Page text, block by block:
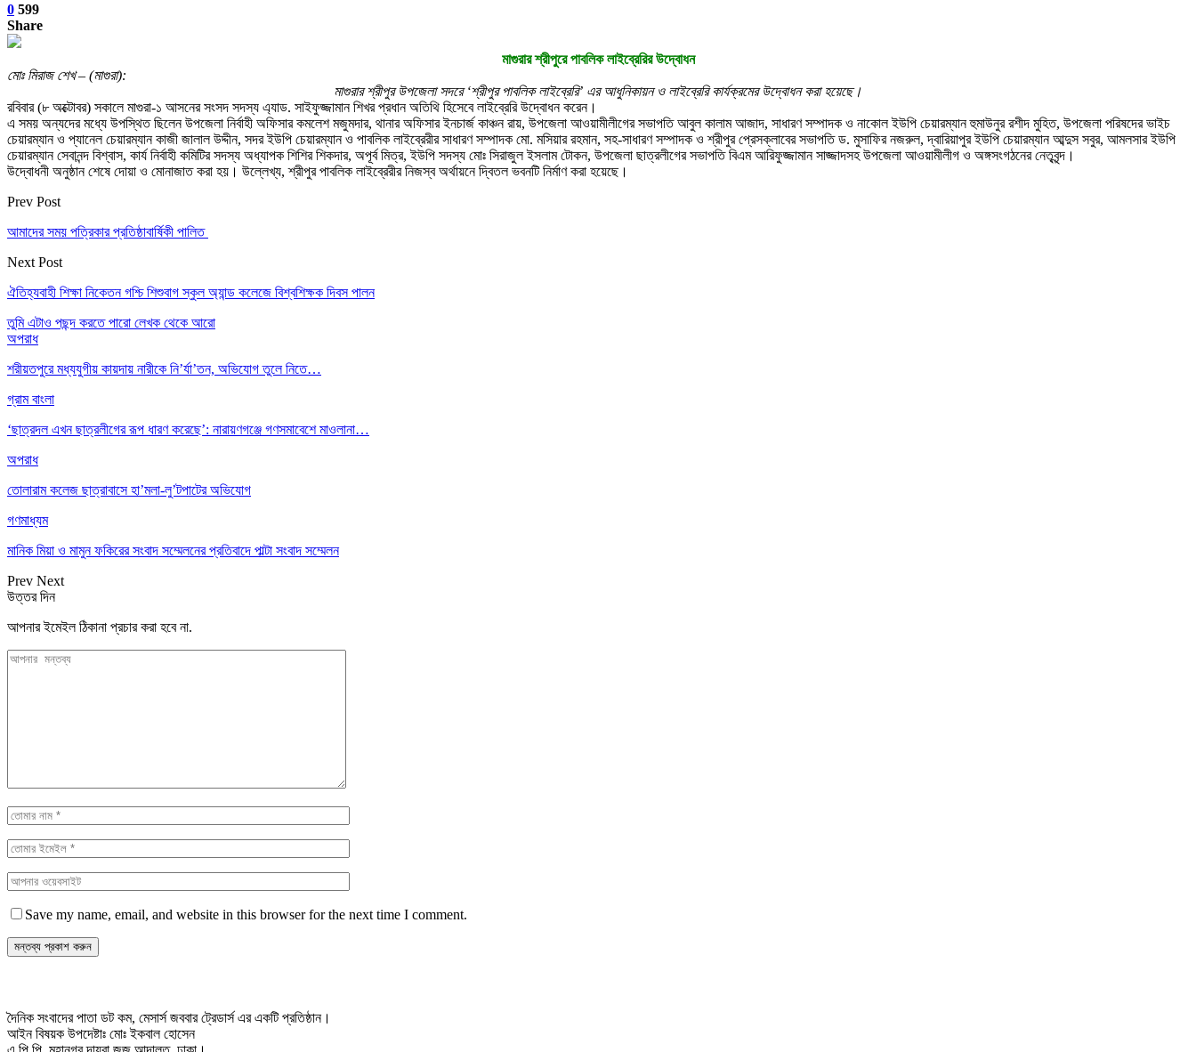
0 599
Share
মাগুরার শ্রীপুরে পাবলিক লাইব্রেরির উদ্বোধন
মোঃ মিরাজ শেখ – (মাগুরা):
মাগুরার শ্রীপুর উপজেলা সদরে ‘শ্রীপুর পাবলিক লাইব্রেরি’ এর আধুনিকায়ন ও লাইব্রেরি কার্যক্রমের উদ্বোধন করা হয়েছে।
রবিবার (৮ অক্টোবর) সকালে মাগুরা-১ আসনের সংসদ সদস্য এ্যাড. সাইফুজ্জামান শিখর প্রধান অতিথি হিসেবে লাইব্রেরি উদ্বোধন করেন।
এ সময় অন্যদের মধ্যে উপস্থিত ছিলেন উপজেলা নির্বাহী অফিসার কমলেশ মজুমদার, থানার অফিসার ইনচার্জ কাঞ্চন রায়, উপজেলা আওয়ামীলীগের সভাপতি আবুল কালাম আজাদ, সাধারণ সম্পাদক ও নাকোল ইউপি চেয়ারম্যান হুমাউনুর রশীদ মুহিত, উপজেলা পরিষদের ভাইচ
চেয়ারম্যান ও প্যানেল চেয়ারম্যান কাজী জালাল উদ্দীন, সদর ইউপি চেয়ারম্যান ও পাবলিক লাইব্রেরীর সাধারণ সম্পাদক মো. মসিয়ার রহমান, সহ-সাধারণ সম্পাদক ও শ্রীপুর প্রেসক্লাবের সভাপতি ড. মুসাফির নজরুল, দ্বারিয়াপুর ইউপি চেয়ারম্যান আব্দুস সবুর, আমলসার ইউপি
চেয়ারম্যান সেবানন্দ বিশ্বাস, কার্য নির্বাহী কমিটির সদস্য অধ্যাপক শিশির শিকদার, অপূর্ব মিত্র, ইউপি সদস্য মোঃ সিরাজুল ইসলাম টোকন, উপজেলা ছাত্রলীগের সভাপতি বিএম আরিফুজ্জামান সাজ্জাদসহ উপজেলা আওয়ামীলীগ ও অঙ্গসংগঠনের নেতৃবৃন্দ।
উদ্বোধনী অনুষ্ঠান শেষে দোয়া ও মোনাজাত করা হয়। উল্লেখ্য, শ্রীপুর পাবলিক লাইব্রেরীর নিজস্ব অর্থায়নে দ্বিতল ভবনটি নির্মাণ করা হয়েছে।
Prev Post
আমাদের সময় পত্রিকার প্রতিষ্ঠাবার্ষিকী পালিত
Next Post
ঐতিহ্যবাহী শিক্ষা নিকেতন গশ্চি শিশুবাগ স্কুল অ্যান্ড কলেজে বিশ্বশিক্ষক দিবস পালন
তুমি এটাও পছন্দ করতে পারো লেখক থেকে আরো
অপরাধ
শরীয়তপুরে মধ্যযুগীয় কায়দায় নারীকে নি’র্যা’তন, অভিযোগ তুলে নিতে…
গ্রাম বাংলা
‘ছাত্রদল এখন ছাত্রলীগের রূপ ধারণ করেছে’: নারায়ণগঞ্জে গণসমাবেশে মাওলানা…
অপরাধ
তোলারাম কলেজ ছাত্রাবাসে হা’মলা-লু’টপাটের অভিযোগ
গণমাধ্যম
মানিক মিয়া ও মামুন ফকিরের সংবাদ সম্মেলনের প্রতিবাদে পাল্টা সংবাদ সম্মেলন
Prev Next
উত্তর দিন
আপনার ইমেইল ঠিকানা প্রচার করা হবে না.
Save my name, email, and website in this browser for the next time I comment.
দৈনিক সংবাদের পাতা ডট কম, মেসার্স জববার ট্রেডার্স এর একটি প্রতিষ্ঠান।
আইন বিষয়ক উপদেষ্টাঃ মোঃ ইকবাল হোসেন